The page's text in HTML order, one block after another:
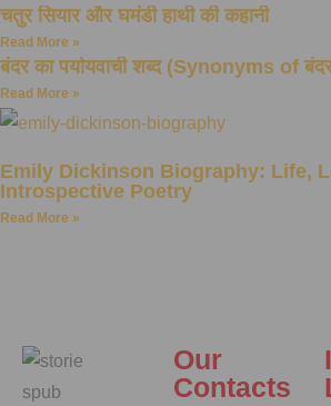
चतुर सियार और घमंडी हाथी की कहानी
Read More »
बंदर का पर्यायवाची शब्द (Synonyms of
Read More »
Emily Dickinson Biography: Life,
Introspective Poetry
Read More »
Our
Contacts